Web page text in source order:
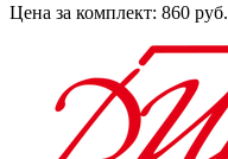
Цена за комплект: 860 руб.